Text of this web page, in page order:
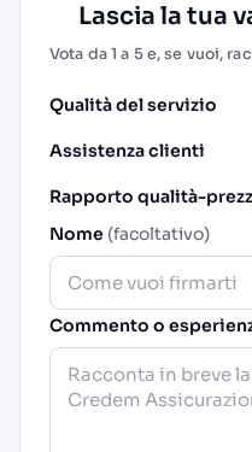
Lascia la tua
Vota da 1 a 5 e, se vuoi,
Qualità del servizio
Assistenza clienti
Rapporto qualità-
Nome (facoltativo)
Commento o